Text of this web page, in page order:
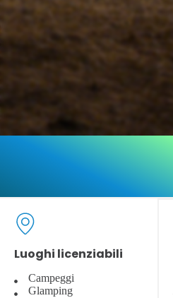
Luoghi licenziabili
Campeggi
Glamping